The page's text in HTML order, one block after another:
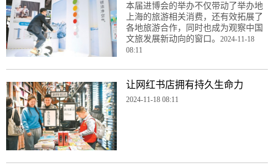
本届进博会的举办不仅带动了举办地
上海的旅游相关消费，还有效拓展了
各地旅游合作，同时也成为观察中国
文旅发展新动向的窗口。 2024-11-18
08:11
让网红书店拥有持久生命力
2024-11-18 08:11